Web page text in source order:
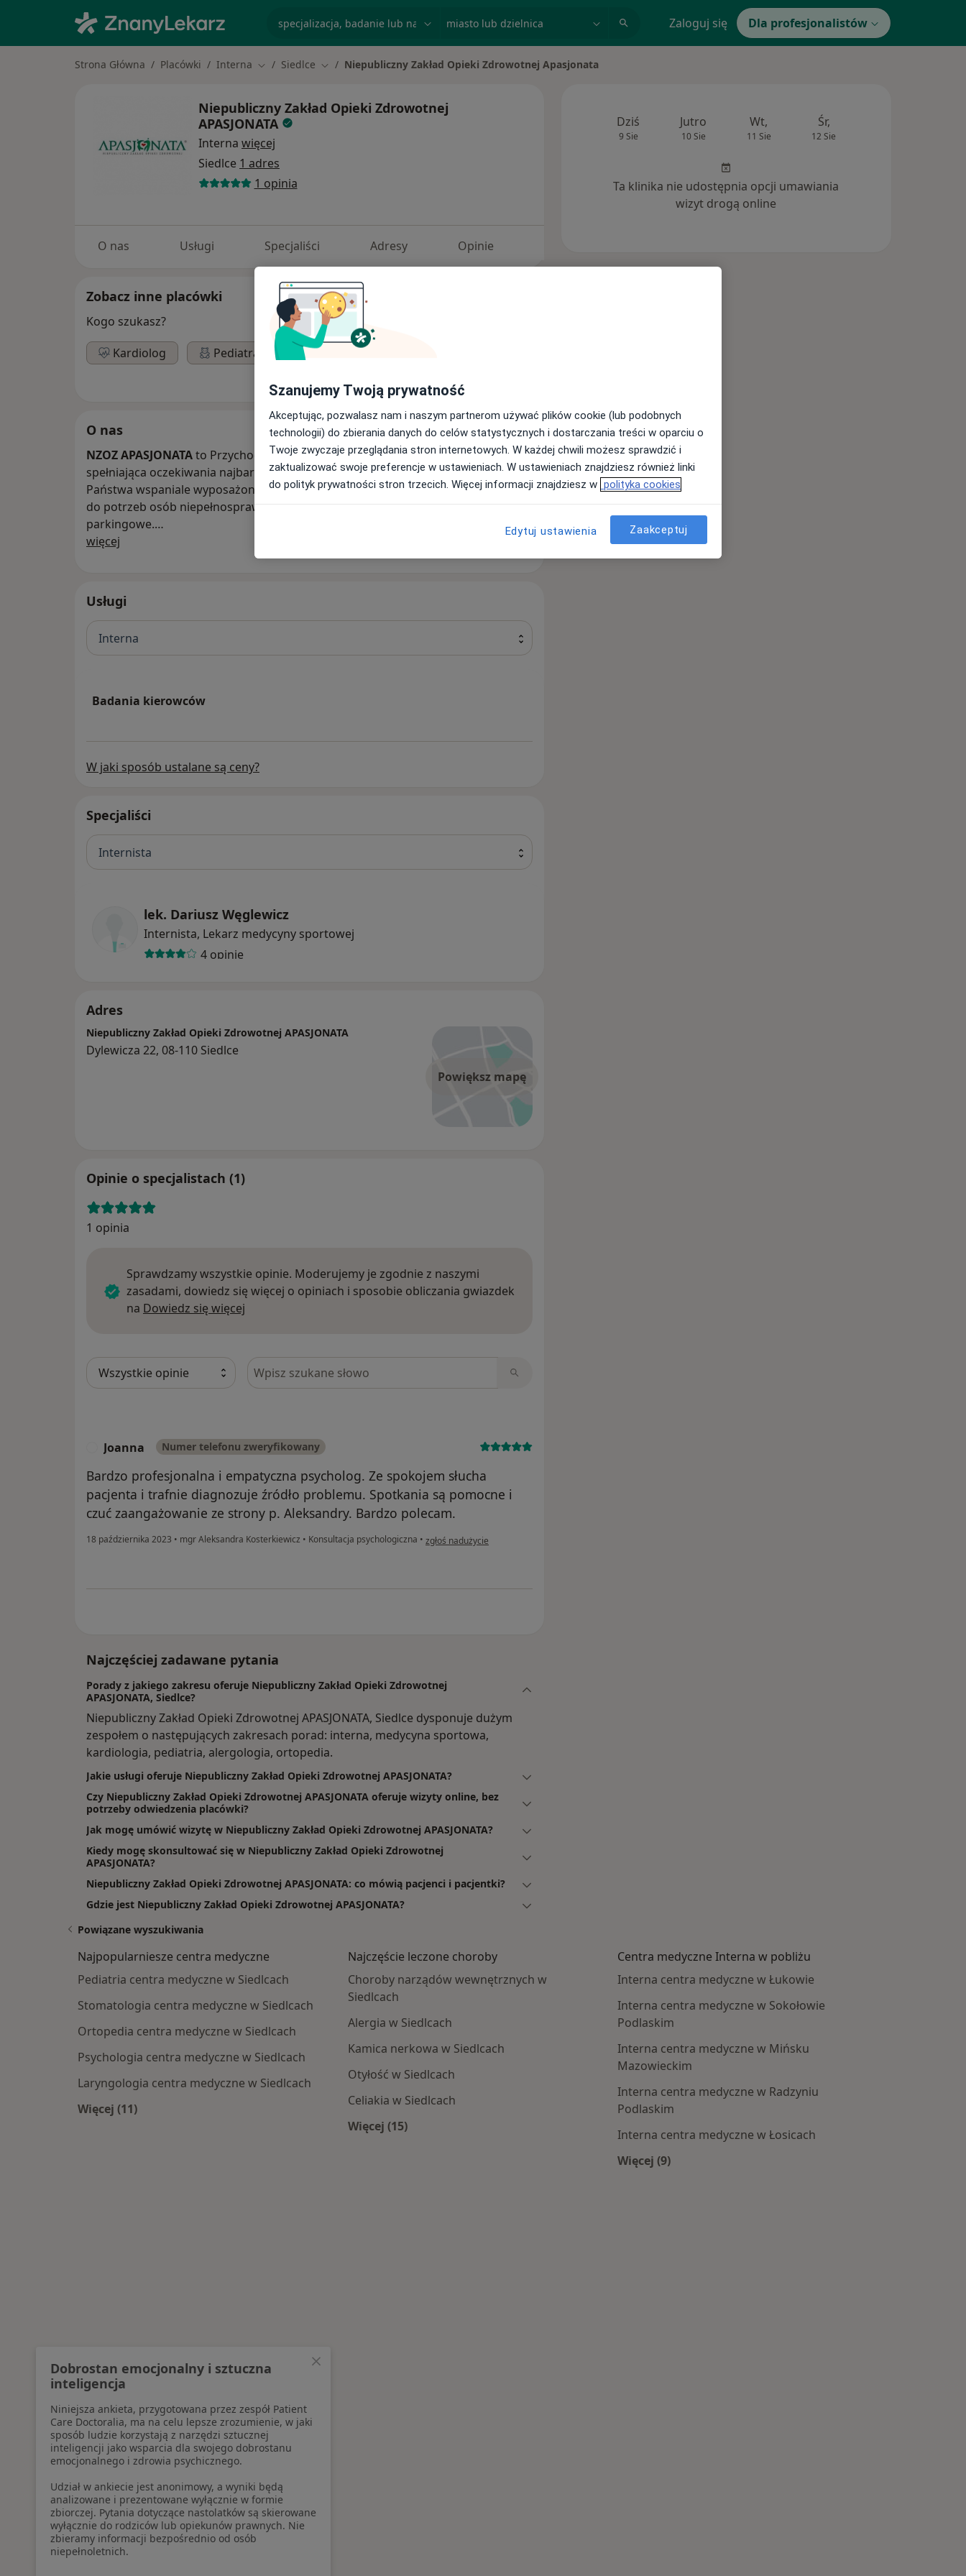
Zaloguj się Dla profesjonalistów
Strona Główna Placówki Interna Zmień miasto
Siedlce Zmień miasto
Niepubliczny Zakład Opieki Zdrowotnej Apasjonata
Niepubliczny Zakład Opieki Zdrowotnej
APASJONATA
Interna więcej
Siedlce 1 adres
1 opinia
O nas Usługi Specjaliści Adresy Opinie
Zobacz inne placówki
Kogo szukasz?
Kardiolog
Pediatra
Ortopeda
Szukaj innej specjalizacji
O nas
NZOZ APASJONATAto Przychodnia na najwyższym europejskim poziomie,
spełniająca oczekiwania najbardziej wymagających pacjentów. Czeka tu na
Państwa wspaniale wyposażona w nowoczesny sprzęt placówka, przystosowana
do potrzeb osób niepełnosprawnych. W pobliżu niej znajdują się dogodne miejsca
parkingowe.
Swoją dzisiejszą pozycję, przychodnia zawdzięcza doskonałej kadrze lekarzy,
oni najwyższą wiedzę, umiejętności i doświadczenie, których zadaniem jest służyć
radą, pomocą i troskliwą opieką w trakcie konsultacji i zabiegów.
Wiele tysięcy pacjentów zawierzyło nam opiekę i czuwanie nad ich stanem
więcej
Usługi
Interna
Badania kierowców
W jaki sposób ustalane są ceny?
Specjaliści
Internista
lek. Dariusz Węglewicz
Internista, Lekarz medycyny sportowej
4 opinie
Adres
Powiększ mapę
Niepubliczny Zakład Opieki Zdrowotnej APASJONATA
Dylewicza 22, 08-110 Siedlce
Opinie o specjalistach (1)
1 opinia
Sprawdzamy wszystkie opinie. Moderujemy je zgodnie z naszymi
zasadami, dowiedz się więcej o opiniach i sposobie obliczania gwiazdek
na Dowiedz się więcej
Szukaj w opiniach
Joanna Numer telefonu zweryfikowany
Bardzo profesjonalna i empatyczna psycholog. Ze spokojem słucha
pacjenta i trafnie diagnozuje źródło problemu. Spotkania są pomocne i
czuć zaangażowanie ze strony p. Aleksandry. Bardzo polecam.
18 października 2023 • mgr Aleksandra Kosterkiewicz • Konsultacja psychologiczna • w opinii użytkownika Joanna
zgłoś nadużycie
Najczęściej zadawane pytania
Porady z jakiego zakresu oferuje Niepubliczny Zakład Opieki Zdrowotnej
APASJONATA, Siedlce?
Niepubliczny Zakład Opieki Zdrowotnej APASJONATA, Siedlce dysponuje dużym
zespołem o następujących zakresach porad: interna, medycyna sportowa,
kardiologia, pediatria, alergologia, ortopedia.
Jakie usługi oferuje Niepubliczny Zakład Opieki Zdrowotnej APASJONATA?
Czy Niepubliczny Zakład Opieki Zdrowotnej APASJONATA oferuje wizyty online, bez
potrzeby odwiedzenia placówki?
Jak mogę umówić wizytę w Niepubliczny Zakład Opieki Zdrowotnej APASJONATA?
Kiedy mogę skonsultować się w Niepubliczny Zakład Opieki Zdrowotnej
APASJONATA?
Niepubliczny Zakład Opieki Zdrowotnej APASJONATA: co mówią pacjenci i pacjentki?
Gdzie jest Niepubliczny Zakład Opieki Zdrowotnej APASJONATA?
Dziś
9 Sie
Jutro
10 Sie
Wt,
11 Sie
Śr,
12 Sie
Ta klinika nie udostępnia opcji umawiania
wizyt drogą online
Powiązane wyszukiwania
Najpopularniesze centra medyczne
Pediatria centra medyczne w Siedlcach
Stomatologia centra medyczne w Siedlcach
Ortopedia centra medyczne w Siedlcach
Psychologia centra medyczne w Siedlcach
Laryngologia centra medyczne w Siedlcach
Więcej (11)
Więcej w kategorii: Najpopularniesze centra medyczne
Najczęście leczone choroby
Choroby narządów wewnętrznych w
Siedlcach
Alergia w Siedlcach
Kamica nerkowa w Siedlcach
Otyłość w Siedlcach
Celiakia w Siedlcach
Więcej (15)
Więcej w kategorii: Najczęście leczone choroby
Centra medyczne Interna w pobliżu
Interna centra medyczne w Łukowie
Interna centra medyczne w Sokołowie
Podlaskim
Interna centra medyczne w Mińsku
Mazowieckim
Interna centra medyczne w Radzyniu
Podlaskim
Interna centra medyczne w Łosicach
Więcej (9)
Szanujemy Twoją prywatność
Akceptując, pozwalasz nam i naszym partnerom używać plików cookie (lub podobnych
technologii) do zbierania danych do celów statystycznych i dostarczania treści w oparciu o
Twoje zwyczaje przeglądania stron internetowych. W każdej chwili możesz sprawdzić i
zaktualizować swoje preferencje w ustawieniach. W ustawieniach znajdziesz również linki
do polityk prywatności stron trzecich. Więcej informacji znajdziesz w polityka cookies
Edytuj ustawienia Zaakceptuj
Dobrostan emocjonalny i sztuczna
inteligencja
Niniejsza ankieta, przygotowana przez zespół Patient
Care Doctoralia, ma na celu lepsze zrozumienie, w jaki
sposób ludzie korzystają z narzędzi sztucznej
inteligencji jako wsparcia dla swojego dobrostanu
emocjonalnego i zdrowia psychicznego.
Udział w ankiecie jest anonimowy, a wyniki będą
analizowane i prezentowane wyłącznie w formie
zbiorczej. Pytania dotyczące nastolatków są skierowane
wyłącznie do rodziców lub opiekunów prawnych. Nie
zbieramy informacji bezpośrednio od osób
niepełnoletnich.